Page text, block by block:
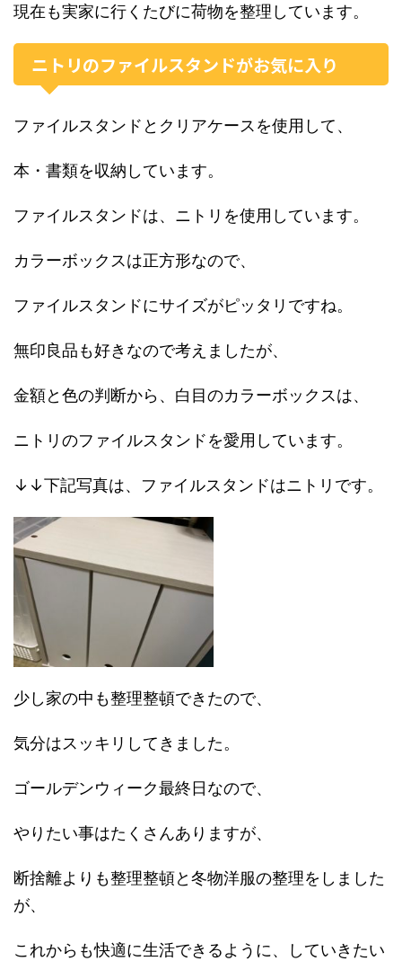
現在も実家に行くたびに荷物を整理しています。
ニトリのファイルスタンドがお気に入り
ファイルスタンドとクリアケースを使用して、
本・書類を収納しています。
ファイルスタンドは、ニトリを使用しています。
カラーボックスは正方形なので、
ファイルスタンドにサイズがピッタリですね。
無印良品も好きなので考えましたが、
金額と色の判断から、白目のカラーボックスは、
ニトリのファイルスタンドを愛用しています。
↓↓下記写真は、ファイルスタンドはニトリです。
少し家の中も整理整頓できたので、
気分はスッキリしてきました。
ゴールデンウィーク最終日なので、
やりたい事はたくさんありますが、
断捨離よりも整理整頓と冬物洋服の整理をしました
が、
これからも快適に生活できるように、していきたい